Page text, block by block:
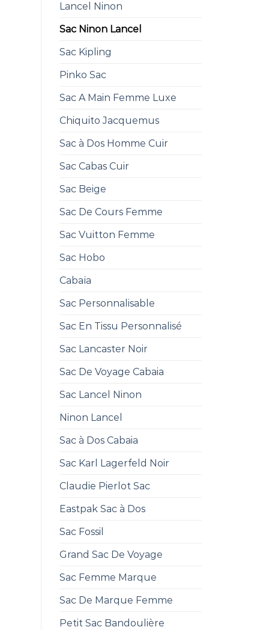
Lancel Ninon
Sac Ninon Lancel
Sac Kipling
Pinko Sac
Sac A Main Femme Luxe
Chiquito Jacquemus
Sac à Dos Homme Cuir
Sac Cabas Cuir
Sac Beige
Sac De Cours Femme
Sac Vuitton Femme
Sac Hobo
Cabaïa
Sac Personnalisable
Sac En Tissu Personnalisé
Sac Lancaster Noir
Sac De Voyage Cabaia
Sac Lancel Ninon
Ninon Lancel
Sac à Dos Cabaia
Sac Karl Lagerfeld Noir
Claudie Pierlot Sac
Eastpak Sac à Dos
Sac Fossil
Grand Sac De Voyage
Sac Femme Marque
Sac De Marque Femme
Petit Sac Bandoulière